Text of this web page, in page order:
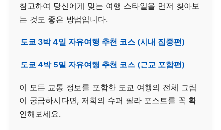
참고하여 당신에게 맞는 여행 스타일을 먼저 찾아보
는 것도 좋은 방법입니다.
도쿄 3박 4일 자유여행 추천 코스 (시내 집중편)
도쿄 4박 5일 자유여행 추천 코스 (근교 포함편)
이 모든 교통 정보를 포함한 도쿄 여행의 전체 그림
이 궁금하시다면, 저희의 슈퍼 필라 포스트를 꼭 확
인해보세요.